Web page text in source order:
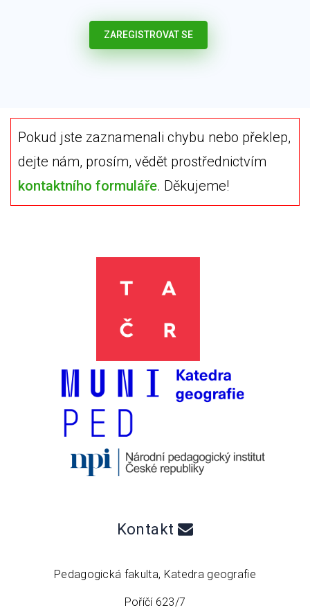
ZAREGISTROVAT SE
Pokud jste zaznamenali chybu nebo překlep,
dejte nám, prosím, vědět prostřednictvím
kontaktního formuláře. Děkujeme!
Kontakt
Pedagogická fakulta, Katedra geografie
Poříčí 623/7